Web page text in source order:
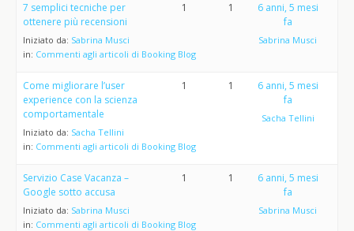
7 semplici tecniche per
ottenere più recensioni
Iniziato da: Sabrina Musci
in: Commenti agli articoli di Booking Blog
1 1
6 anni, 5 mesi
fa
Sabrina Musci
Come migliorare l’user
experience con la scienza
comportamentale
Iniziato da: Sacha Tellini
in: Commenti agli articoli di Booking Blog
1 1
6 anni, 5 mesi
fa
Sacha Tellini
Servizio Case Vacanza –
Google sotto accusa
Iniziato da: Sabrina Musci
in: Commenti agli articoli di Booking Blog
1 1
6 anni, 5 mesi
fa
Sabrina Musci